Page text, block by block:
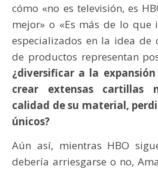
cómo «no es televisión, es
mejor» o «Es más de lo que
especializados en la idea de
de productos representan
¿diversificar a la
crear extensas cartillas
calidad de su material,
únicos?
Aún así, mientras HBO
debería arriesgarse o no,